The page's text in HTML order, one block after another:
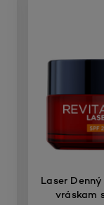
Laser
vráskam